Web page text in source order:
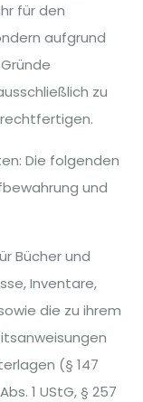
für den
aufgrund
zu
Die folgenden
und
Bücher und
Inventare,
die zu ihrem
(§ 147
1 UStG, § 257